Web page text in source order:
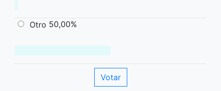
Otro 50,00%